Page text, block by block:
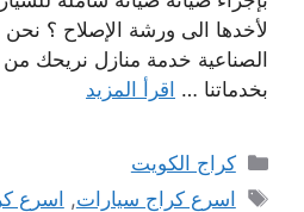
لأخدها الى ورشة الإصلاح ؟
الصناعية خدمة منازل نريحك من
بخدماتنا … اقرأ المزيد
التصنيفات
كراج الكويت
الوسوم
اسرع كراج سيارات, اسرع